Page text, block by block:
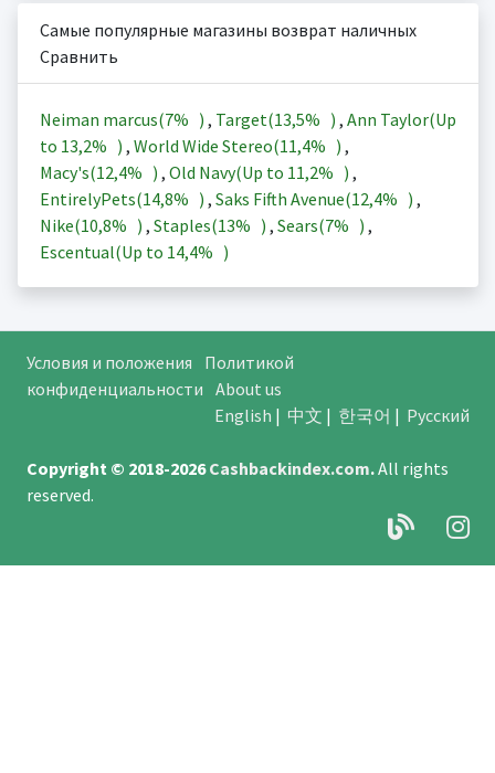
Самые популярные магазины возврат наличных
Сравнить
Neiman marcus(7% ) , Target(13,5% ) , Ann Taylor(Up
to 13,2% ) , World Wide Stereo(11,4% ) ,
Macy's(12,4% ) , Old Navy(Up to 11,2% ) ,
EntirelyPets(14,8% ) , Saks Fifth Avenue(12,4% ) ,
Nike(10,8% ) , Staples(13% ) , Sears(7% ) ,
Escentual(Up to 14,4% )
Условия и положения
Политикой
конфиденциальности About us
English | 中文 | 한국어 | Русский
Copyright © 2018-2026Cashbackindex.com.All rights
reserved.